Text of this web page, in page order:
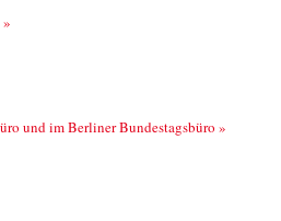
und im Berliner Bundestagsbüro »